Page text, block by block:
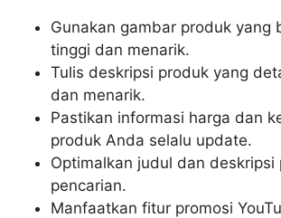
Gunakan gambar produk yang
tinggi dan menarik.
Tulis deskripsi produk yang
dan menarik.
Pastikan informasi harga dan
produk Anda selalu update.
Optimalkan judul dan deskripsi
pencarian.
Manfaatkan fitur promosi